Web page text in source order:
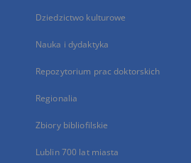
Dziedzictwo kulturowe
Nauka i dydaktyka
Repozytorium prac doktorskich
Regionalia
Zbiory bibliofilskie
Lublin 700 lat miasta